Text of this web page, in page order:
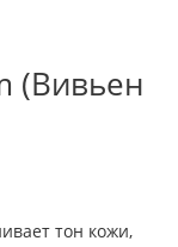
(Вивьен
тон кожи,